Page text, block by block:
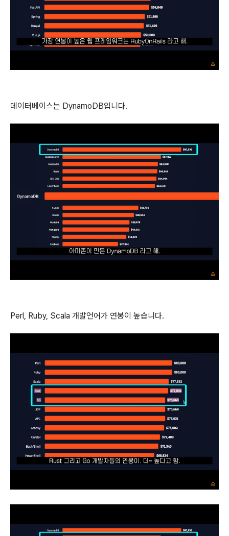
데이터베이스는 DynamoDB입니다.
Perl, Ruby, Scala 개발언어가 연봉이 높습니다.